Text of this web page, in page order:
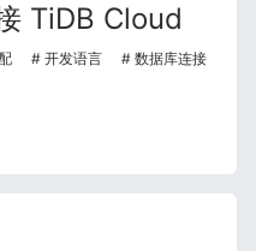
TiDB Cloud
开发语言
数据库连接